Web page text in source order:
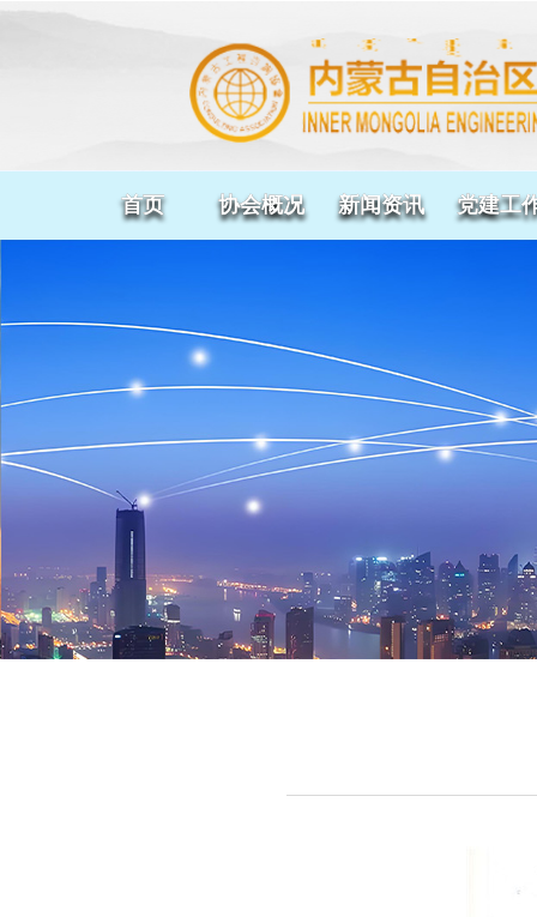
首页 协会概况 新闻资讯 党建工